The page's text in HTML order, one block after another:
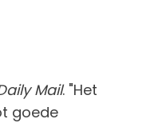
Mail. "Het
goede